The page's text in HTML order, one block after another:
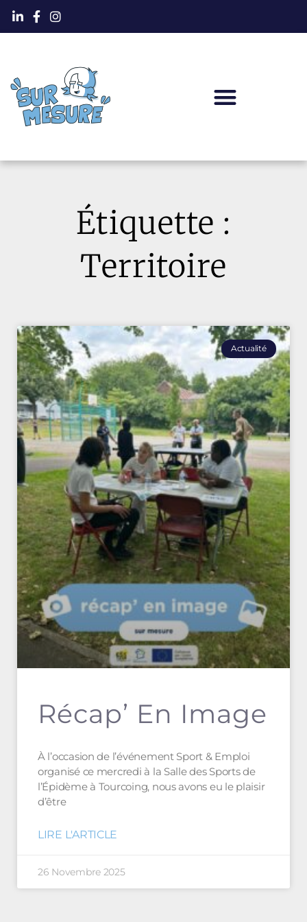
Étiquette :
Territoire
Actualité
Récap’ En Image
À l’occasion de l’événement Sport & Emploi
organisé ce mercredi à la Salle des Sports de
l’Épidème à Tourcoing, nous avons eu le plaisir
d’être
LIRE L'ARTICLE
26 Novembre 2025